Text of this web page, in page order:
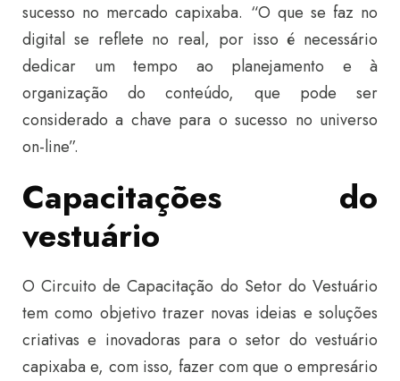
sucesso no mercado capixaba. “O que se faz no
digital se reflete no real, por isso é necessário
dedicar um tempo ao planejamento e à
organização do conteúdo, que pode ser
considerado a chave para o sucesso no universo
on-line”.
Capacitações do
vestuário
O Circuito de Capacitação do Setor do Vestuário
tem como objetivo trazer novas ideias e soluções
criativas e inovadoras para o setor do vestuário
capixaba e, com isso, fazer com que o empresário